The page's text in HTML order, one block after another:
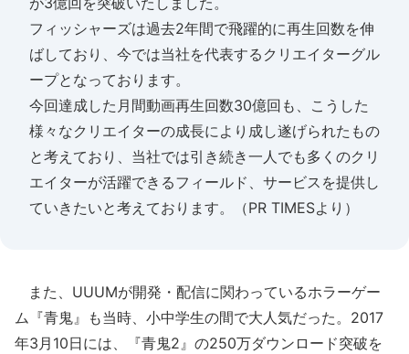
フィッシャーズは過去2年間で飛躍的に再生回数を伸
ばしており、今では当社を代表するクリエイターグル
ープとなっております。
今回達成した月間動画再生回数30億回も、こうした
様々なクリエイターの成長により成し遂げられたもの
と考えており、当社では引き続き一人でも多くのクリ
エイターが活躍できるフィールド、サービスを提供し
ていきたいと考えております。（PR TIMESより）
また、UUUMが開発・配信に関わっているホラーゲー
ム『青鬼』も当時、小中学生の間で大人気だった。2017
年3月10日には、『青鬼2』の250万ダウンロード突破を